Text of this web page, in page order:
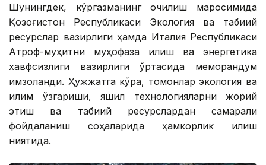
Шунингдек, кўргазманинг очилиш маросимида
Қозоғистон Республикаси Экология ва табиий
ресурслар вазирлиги ҳамда Италия Республикаси
Атроф-муҳитни муҳофаза қилиш ва энергетика
хавфсизлиги вазирлиги ўртасида меморандум
имзоланди. Ҳужжатга кўра, томонлар экология ва
иқлим ўзгариши, яшил технологияларни жорий
этиш ва табиий ресурслардан самарали
фойдаланиш соҳаларида ҳамкорлик қилиш
ниятида.